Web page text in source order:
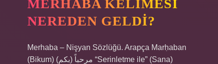
MERHABA KELIMESI
NEREDEN GELDI?
Merhaba – Nişyan Sözlüğü. Arapça Marḥaban
(Bikum) مرحباً (بكم) “Serinletme ile” (Sana)